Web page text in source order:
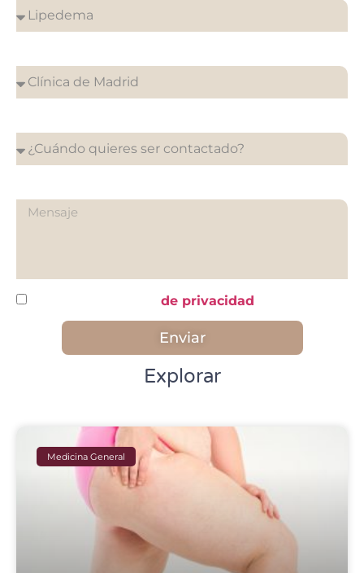
de privacidad
Enviar
Explorar
Medicina General